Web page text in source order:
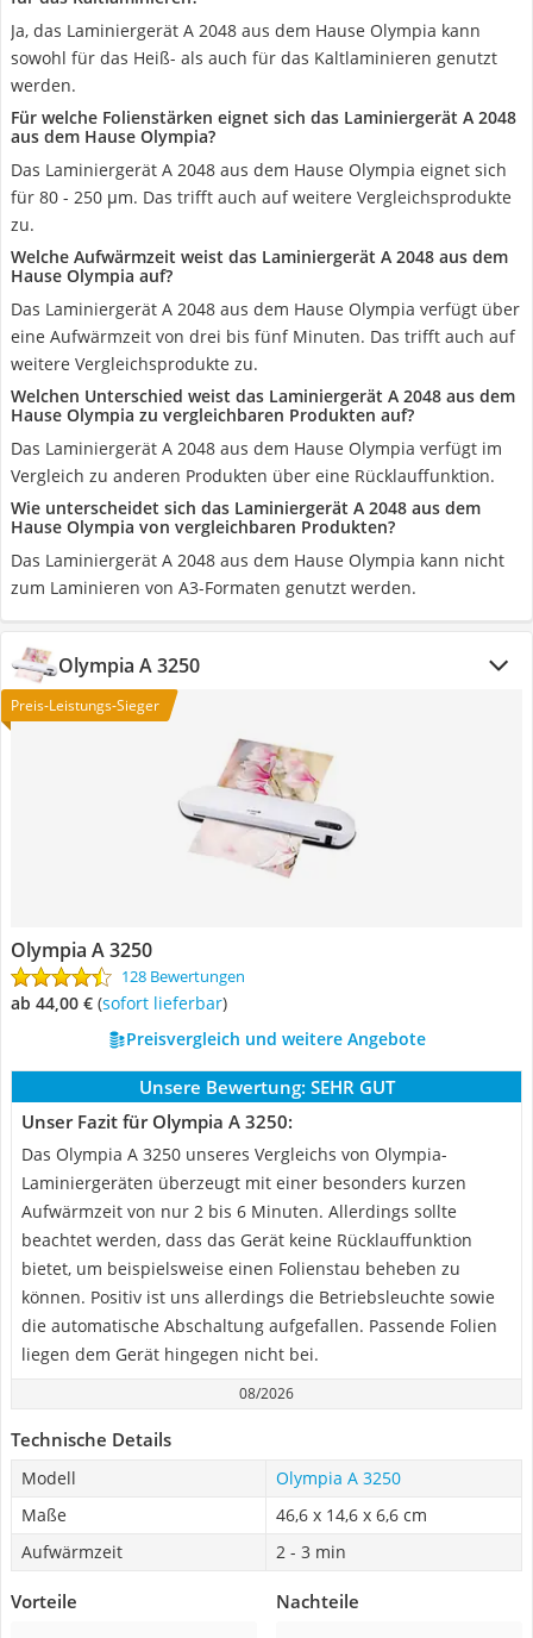
Ja, das Laminiergerät A 2048 aus dem Hause Olympia kann
sowohl für das Heiß- als auch für das Kaltlaminieren genutzt
werden.
Für welche Folienstärken eignet sich das Laminiergerät A 2048
aus dem Hause Olympia?
Das Laminiergerät A 2048 aus dem Hause Olympia eignet sich
für 80 - 250 μm. Das trifft auch auf weitere Vergleichsprodukte
zu.
Welche Aufwärmzeit weist das Laminiergerät A 2048 aus dem
Hause Olympia auf?
Das Laminiergerät A 2048 aus dem Hause Olympia verfügt über
eine Aufwärmzeit von drei bis fünf Minuten. Das trifft auch auf
weitere Vergleichsprodukte zu.
Welchen Unterschied weist das Laminiergerät A 2048 aus dem
Hause Olympia zu vergleichbaren Produkten auf?
Das Laminiergerät A 2048 aus dem Hause Olympia verfügt im
Vergleich zu anderen Produkten über eine Rücklauffunktion.
Wie unterscheidet sich das Laminiergerät A 2048 aus dem
Hause Olympia von vergleichbaren Produkten?
Das Laminiergerät A 2048 aus dem Hause Olympia kann nicht
zum Laminieren von A3-Formaten genutzt werden.
Olympia A 3250
Preis-Leistungs-Sieger
Olympia A 3250
128 Bewertungen
ab 44,00 € ( Sofort lieferbar)
Preisvergleich und weitere Angebote
Unsere Bewertung: SEHR GUT
Unser Fazit für Olympia A 3250:
Das Olympia A 3250 unseres Vergleichs von Olympia-
Laminiergeräten überzeugt mit einer besonders kurzen
Aufwärmzeit von nur 2 bis 6 Minuten. Allerdings sollte
beachtet werden, dass das Gerät keine Rücklauffunktion
bietet, um beispielsweise einen Folienstau beheben zu
können. Positiv ist uns allerdings die Betriebsleuchte sowie
die automatische Abschaltung aufgefallen. Passende Folien
liegen dem Gerät hingegen nicht bei.
08/2026
Technische Details
Modell
Olympia A 3250
Maße
46,6 x 14,6 x 6,6 cm
Aufwärmzeit
2 - 3 min
Vorteile Nachteile